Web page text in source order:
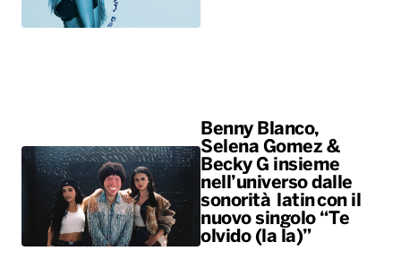
Benny Blanco,
Selena Gomez &
Becky G insieme
nell’universo dalle
sonorità latin con il
nuovo singolo “Te
olvido (la la)”